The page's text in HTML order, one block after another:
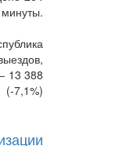
13 388
7,1%)